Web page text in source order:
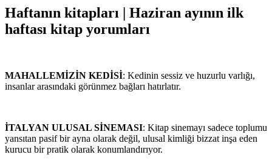
Haftanın kitapları | Haziran ayının ilk
haftası kitap yorumları
MAHALLEMİZİN KEDİSİ: Kedinin sessiz ve huzurlu varlığı,
insanlar arasındaki görünmez bağları hatırlatır.
İTALYAN ULUSAL SİNEMASI: Kitap sinemayı sadece toplumu
yansıtan pasif bir ayna olarak değil, ulusal kimliği bizzat inşa eden
kurucu bir pratik olarak konumlandırıyor.